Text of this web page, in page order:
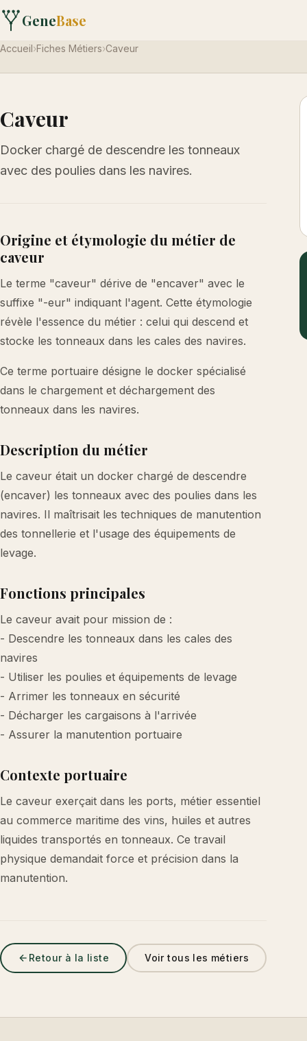
GeneBase
Accueil›Fiches Métiers›Caveur
Caveur
Docker chargé de descendre les tonneaux
avec des poulies dans les navires.
Origine et étymologie du métier de
caveur
Le terme "caveur" dérive de "encaver" avec le
suffixe "-eur" indiquant l'agent. Cette étymologie
révèle l'essence du métier : celui qui descend et
stocke les tonneaux dans les cales des navires.
Ce terme portuaire désigne le docker spécialisé
dans le chargement et déchargement des
tonneaux dans les navires.
Description du métier
Le caveur était un docker chargé de descendre
(encaver) les tonneaux avec des poulies dans les
navires. Il maîtrisait les techniques de manutention
des tonnellerie et l'usage des équipements de
levage.
Fonctions principales
Le caveur avait pour mission de :
- Descendre les tonneaux dans les cales des
navires
- Utiliser les poulies et équipements de levage
- Arrimer les tonneaux en sécurité
- Décharger les cargaisons à l'arrivée
- Assurer la manutention portuaire
Contexte portuaire
Le caveur exerçait dans les ports, métier essentiel
au commerce maritime des vins, huiles et autres
liquides transportés en tonneaux. Ce travail
physique demandait force et précision dans la
manutention.
Retour à la liste Voir tous les métiers